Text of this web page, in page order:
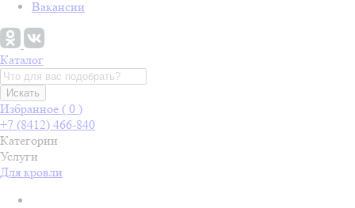
Вакансии
Каталог
Искать
Избранное ( 0 )
+7 (8412) 466-840
Категории
Услуги
Для кровли